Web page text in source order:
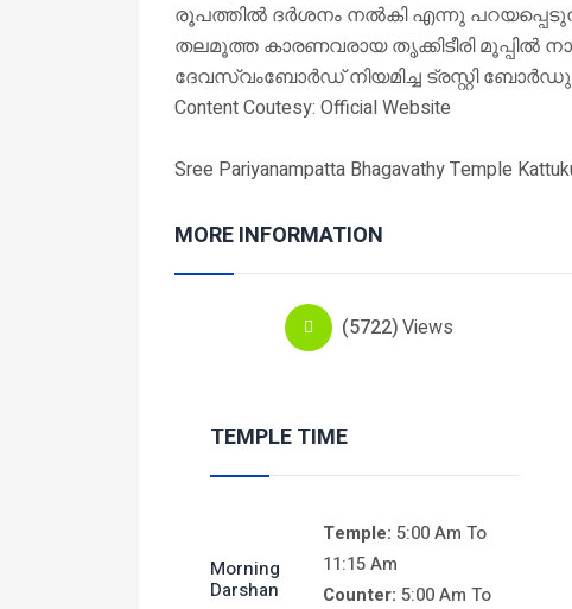
രൂപത്തിൽ ദർശനം നൽകി എന്നു
തലമൂത്ത കാരണവരായ തൃക്കിടീരി മൂപ്പിൽ
ദേവസ്വംബോർഡ് നിയമിച്ച ട്രസ്റ്റി
Content Coutesy: Official Website
Sree Pariyanampatta Bhagavathy Temple
MORE INFORMATION
(5722)Views
TEMPLE TIME
Morning
Darshan
Temple: 5:00 Am To
11:15 Am
Counter: 5:00 Am To